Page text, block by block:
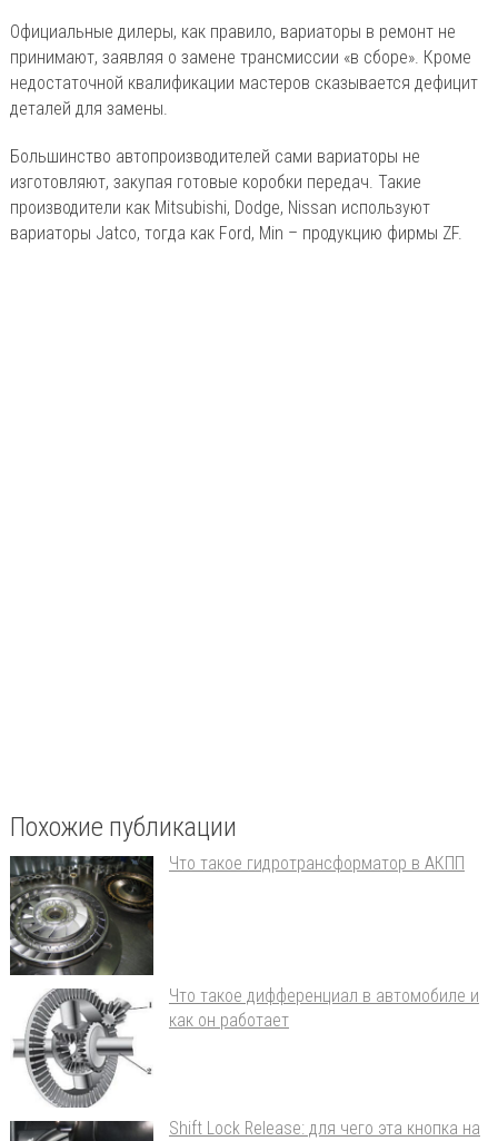
Официальные дилеры, как правило, вариаторы в ремонт не
принимают, заявляя о замене трансмиссии «в сборе». Кроме
недостаточной квалификации мастеров сказывается дефицит
деталей для замены.
Большинство автопроизводителей сами вариаторы не
изготовляют, закупая готовые коробки передач. Такие
производители как Mitsubishi, Dodge, Nissan используют
вариаторы Jatco, тогда как Ford, Min – продукцию фирмы ZF.
Похожие публикации
Что такое гидротрансформатор в АКПП
Что такое дифференциал в автомобиле и
как он работает
Shift Lock Release: для чего эта кнопка на